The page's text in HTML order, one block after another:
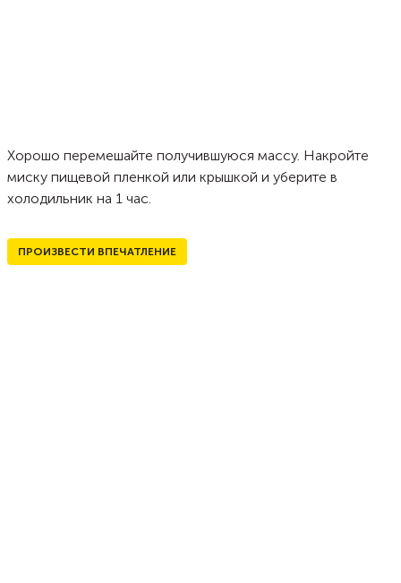
Хорошо перемешайте получившуюся массу. Накройте
миску пищевой пленкой или крышкой и уберите в
холодильник на 1 час.
ПРОИЗВЕСТИ ВПЕЧАТЛЕНИЕ